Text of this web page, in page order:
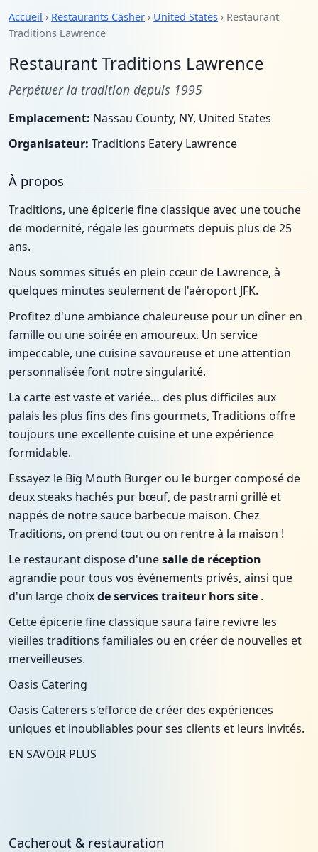
Accueil › Restaurants Casher › United States › Restaurant
Traditions Lawrence
Restaurant Traditions Lawrence
Perpétuer la tradition depuis 1995
Emplacement: Nassau County, NY, United States
Organisateur: Traditions Eatery Lawrence
À propos
Traditions, une épicerie fine classique avec une touche
de modernité, régale les gourmets depuis plus de 25
ans.
Nous sommes situés en plein cœur de Lawrence, à
quelques minutes seulement de l'aéroport JFK.
Profitez d'une ambiance chaleureuse pour un dîner en
famille ou une soirée en amoureux. Un service
impeccable, une cuisine savoureuse et une attention
personnalisée font notre singularité.
La carte est vaste et variée… des plus difficiles aux
palais les plus fins des fins gourmets, Traditions offre
toujours une excellente cuisine et une expérience
formidable.
Essayez le Big Mouth Burger ou le burger composé de
deux steaks hachés pur bœuf, de pastrami grillé et
nappés de notre sauce barbecue maison. Chez
Traditions, on prend tout ou on rentre à la maison !
Le restaurant dispose d'unesalle de réception
agrandie pour tous vos événements privés, ainsi que
d'un large choixde services traiteur hors site .
Cette épicerie fine classique saura faire revivre les
vieilles traditions familiales ou en créer de nouvelles et
merveilleuses.
Oasis Catering
Oasis Caterers s'efforce de créer des expériences
uniques et inoubliables pour ses clients et leurs invités.
EN SAVOIR PLUS
Cacherout & restauration